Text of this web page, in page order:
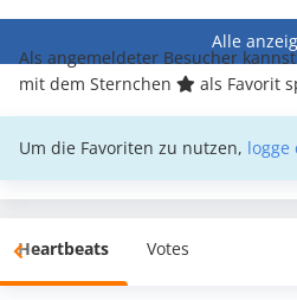
Alle
Als angemeldeter Besucher
mit dem Sternchen
als Favorit
Um die Favoriten zu nutzen, logge
Heartbeats Votes